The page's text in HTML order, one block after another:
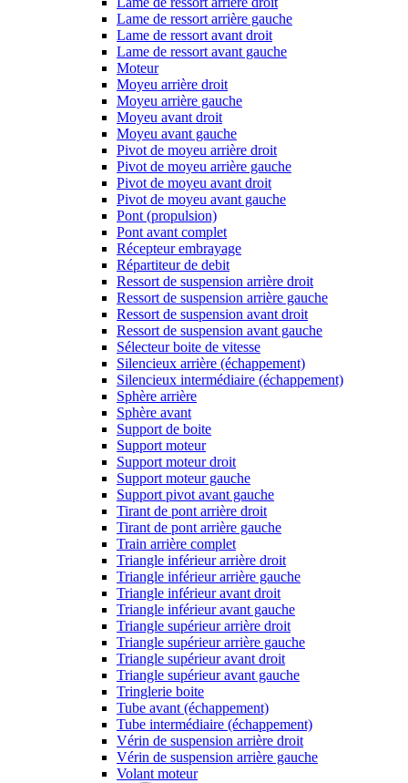
Lame de ressort arrière gauche
Lame de ressort avant droit
Lame de ressort avant gauche
Moteur
Moyeu arrière droit
Moyeu arrière gauche
Moyeu avant droit
Moyeu avant gauche
Pivot de moyeu arrière droit
Pivot de moyeu arrière gauche
Pivot de moyeu avant droit
Pivot de moyeu avant gauche
Pont (propulsion)
Pont avant complet
Récepteur embrayage
Répartiteur de debit
Ressort de suspension arrière droit
Ressort de suspension arrière gauche
Ressort de suspension avant droit
Ressort de suspension avant gauche
Sélecteur boite de vitesse
Silencieux arrière (échappement)
Silencieux intermédiaire (échappement)
Sphère arrière
Sphère avant
Support de boite
Support moteur
Support moteur droit
Support moteur gauche
Support pivot avant gauche
Tirant de pont arrière droit
Tirant de pont arrière gauche
Train arrière complet
Triangle inférieur arrière droit
Triangle inférieur arrière gauche
Triangle inférieur avant droit
Triangle inférieur avant gauche
Triangle supérieur arrière droit
Triangle supérieur arrière gauche
Triangle supérieur avant droit
Triangle supérieur avant gauche
Tringlerie boite
Tube avant (échappement)
Tube intermédiaire (échappement)
Vérin de suspension arrière droit
Vérin de suspension arrière gauche
Volant moteur